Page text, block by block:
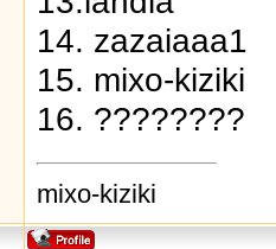
14. zazaiaaa1
15. mixo-kiziki
16. ????????
mixo-kiziki